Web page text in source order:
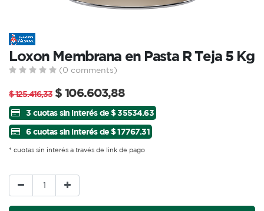
Loxon Membrana en Pasta R Teja 5 Kg
(0 comments)
$125.416,33 $ 106.603,88
3 cuotas sin interés de $ 35534.63
6 cuotas sin interés de $ 17767.31
* cuotas sin interés a través de link de pago